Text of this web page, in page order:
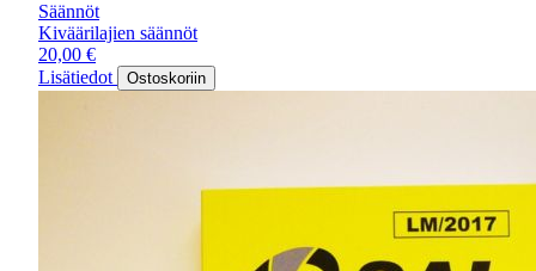
Säännöt
Kiväärilajien säännöt
20,00 €
Lisätiedot
Ostoskoriin